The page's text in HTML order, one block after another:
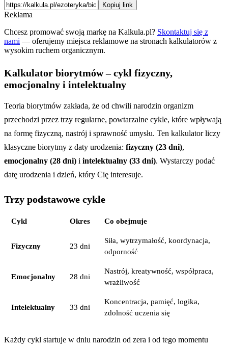
Kopiuj link
Reklama
Chcesz promować swoją markę na Kalkula.pl? Skontaktuj się z
nami — oferujemy miejsca reklamowe na stronach kalkulatorów z
wysokim ruchem organicznym.
Kalkulator biorytmów – cykl fizyczny,
emocjonalny i intelektualny
Teoria biorytmów zakłada, że od chwili narodzin organizm
przechodzi przez trzy regularne, powtarzalne cykle, które wpływają
na formę fizyczną, nastrój i sprawność umysłu. Ten kalkulator liczy
klasyczne biorytmy z daty urodzenia: fizyczny (23 dni),
emocjonalny (28 dni) i intelektualny (33 dni). Wystarczy podać
datę urodzenia i dzień, który Cię interesuje.
Trzy podstawowe cykle
Cykl Okres Co obejmuje
Fizyczny 23 dni
Siła, wytrzymałość, koordynacja,
odporność
Emocjonalny 28 dni
Nastrój, kreatywność, współpraca,
wrażliwość
Intelektualny 33 dni
Koncentracja, pamięć, logika,
zdolność uczenia się
Każdy cykl startuje w dniu narodzin od zera i od tego momentu